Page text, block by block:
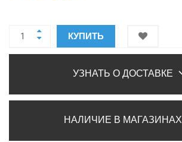
КУПИТЬ
УЗНАТЬ О ДОСТАВКЕ
НАЛИЧИЕ В МАГАЗИНАХ